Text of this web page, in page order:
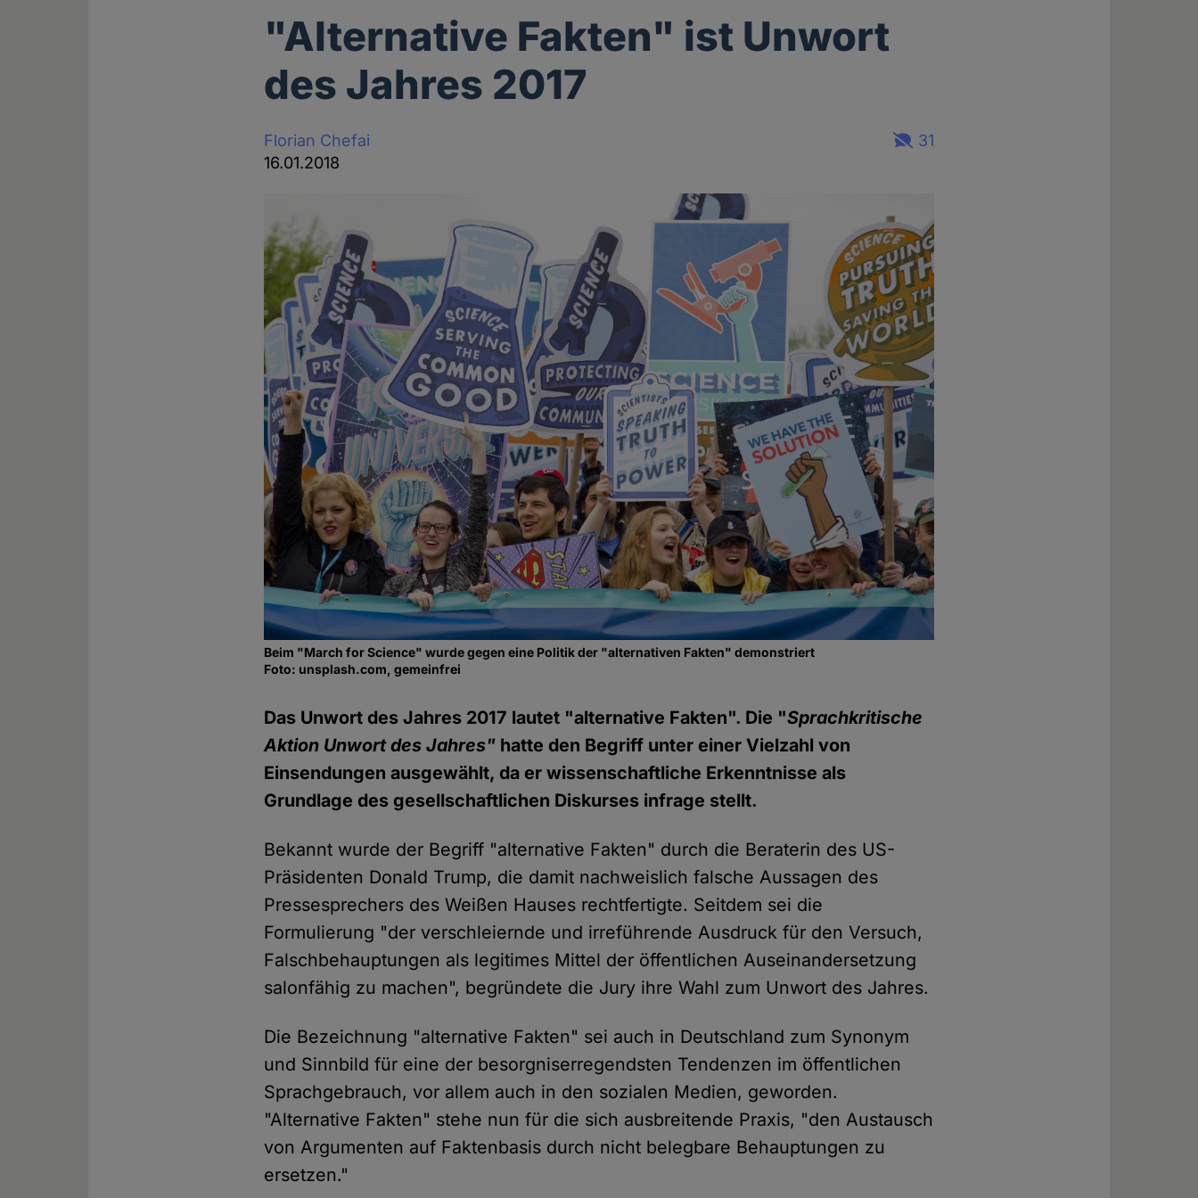
"Alternative Fakten" ist Unwort
des Jahres 2017
Florian Chefai
16.01.2018
31
Beim "March for Science" wurde gegen eine Politik der "alternativen Fakten" demonstriert
Foto: unsplash.com, gemeinfrei
Das Unwort des Jahres 2017 lautet "alternative Fakten". Die "Sprachkritische
Aktion Unwort des Jahres" hatte den Begriff unter einer Vielzahl von
Einsendungen ausgewählt, da er wissenschaftliche Erkenntnisse als
Grundlage des gesellschaftlichen Diskurses infrage stellt.
Bekannt wurde der Begriff "alternative Fakten" durch die Beraterin des US-
Präsidenten Donald Trump, die damit nachweislich falsche Aussagen des
Pressesprechers des Weißen Hauses rechtfertigte. Seitdem sei die
Formulierung "der verschleiernde und irreführende Ausdruck für den Versuch,
Falschbehauptungen als legitimes Mittel der öffentlichen Auseinandersetzung
salonfähig zu machen", begründete die Jury ihre Wahl zum Unwort des Jahres.
Die Bezeichnung "alternative Fakten" sei auch in Deutschland zum Synonym
und Sinnbild für eine der besorgniserregendsten Tendenzen im öffentlichen
Sprachgebrauch, vor allem auch in den sozialen Medien, geworden.
"Alternative Fakten" stehe nun für die sich ausbreitende Praxis, "den Austausch
von Argumenten auf Faktenbasis durch nicht belegbare Behauptungen zu
ersetzen."